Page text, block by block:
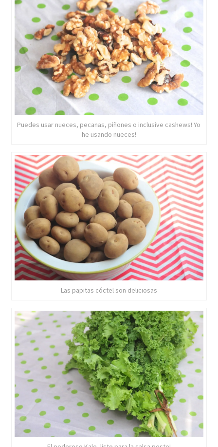
Puedes usar nueces, pecanas, piñones o inclusive cashews! Yo
he usando nueces!
Las papitas cóctel son deliciosas